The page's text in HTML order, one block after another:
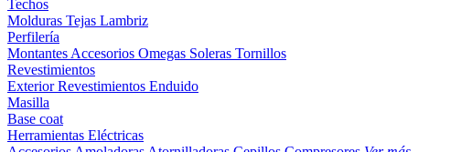
Techos
Molduras Tejas Lambriz
Perfilería
Montantes Accesorios Omegas Soleras Tornillos
Revestimientos
ExteriorRevestimientos Enduido
Masilla
Base coat
Herramientas Eléctricas